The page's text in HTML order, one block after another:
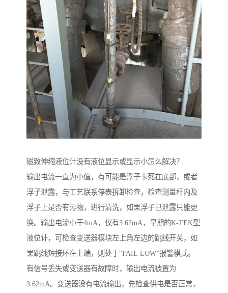
磁致伸缩液位计没有液位显示或显示小怎么解决？
输出电流一直为小值，有可能是浮子卡死在底部，或者
浮子泄露，与工艺联系停表拆卸检查，检查测量杆内及
浮子上是否有污物，进行清洗，如果浮子已泄露只能更
换。输出电流小于4mA，仅有3.62mA，早期的K-TEK型
液位计，可检查变送器模块左上角左边的跳线开关，如
果跳线短接环在上端，则处于“FAIL LOW”报警模式。
有信号丢失或变送器有故障时，输出电流被置为
3.62mA。变送器没有电流输出，先检查供电是否正常，